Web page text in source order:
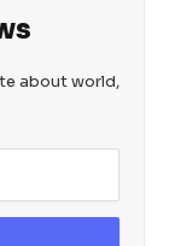
about world,